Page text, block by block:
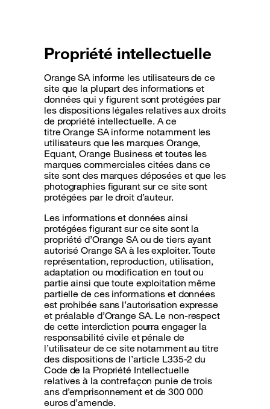
Propriété intellectuelle
Orange SA informe les utilisateurs de ce
site que la plupart des informations et
données qui y figurent sont protégées par
les dispositions légales relatives aux droits
de propriété intellectuelle. A ce
titre Orange SA informe notamment les
utilisateurs que les marques Orange,
Equant, Orange Business et toutes les
marques commerciales citées dans ce
site sont des marques déposées et que les
photographies figurant sur ce site sont
protégées par le droit d’auteur.
Les informations et données ainsi
protégées figurant sur ce site sont la
propriété d’Orange SA ou de tiers ayant
autorisé Orange SA à les exploiter. Toute
représentation, reproduction, utilisation,
adaptation ou modification en tout ou
partie ainsi que toute exploitation même
partielle de ces informations et données
est prohibée sans l’autorisation expresse
et préalable d’Orange SA. Le non-respect
de cette interdiction pourra engager la
responsabilité civile et pénale de
l’utilisateur de ce site notamment au titre
des dispositions de l’article L335-2 du
Code de la Propriété Intellectuelle
relatives à la contrefaçon punie de trois
ans d’emprisonnement et de 300 000
euros d’amende.